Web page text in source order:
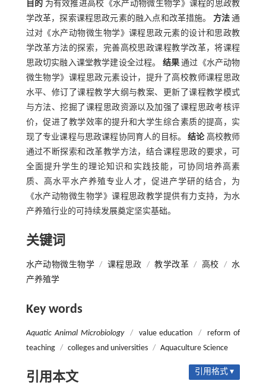
目的 为有效推进高校《水产动物微生物学》课程的思政教
学改革，探索课程思政元素的融入点和改革措施。 方法 通
过对《水产动物微生物学》课程思政元素的设计和思政教
学改革方法的探索，完善高校思政课程教学改革，将课程
思政切实融入课堂教学建设全过程。 结果 通过《水产动物
微生物学》课程思政元素设计，提升了高校教师课程思政
水平、修订了课程教学大纲与教案、更新了课程教学模式
与方法、挖掘了课程思政资源以及加强了课程思政考核评
价，促进了教学效率的提升和大学生综合素质的提高，实
现了专业课程与思政课程协同育人的目标。结论高校教师
通过不断探索和改革教学方法，结合课程思政的要求，可
全面提升学生的理论知识和实践技能，可协同培养高素
质、高水平水产养殖专业人才，促进产学研的结合，为
《水产动物微生物学》课程思政教学提供有力支持，为水
产养殖行业的可持续发展奠定坚实基础。
关键词
水产动物微生物学 / 课程思政 / 教学改革 / 高校 / 水
产养殖学
Key words
Aquatic Animal Microbiology / value education /
reform of
teaching / colleges and universities / Aquaculture Science
引用本文 引用格式 ▾